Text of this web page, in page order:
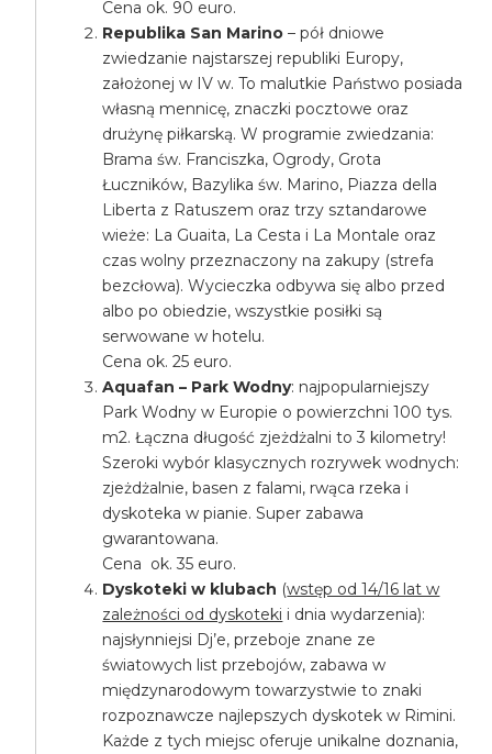
Cena ok. 90 euro.
Republika San Marino – pół dniowe
zwiedzanie najstarszej republiki Europy,
założonej w IV w. To malutkie Państwo posiada
własną mennicę, znaczki pocztowe oraz
drużynę piłkarską. W programie zwiedzania:
Brama św. Franciszka, Ogrody, Grota
Łuczników, Bazylika św. Marino, Piazza della
Liberta z Ratuszem oraz trzy sztandarowe
wieże: La Guaita, La Cesta i La Montale oraz
czas wolny przeznaczony na zakupy (strefa
bezcłowa). Wycieczka odbywa się albo przed
albo po obiedzie, wszystkie posiłki są
serwowane w hotelu.
Cena ok. 25 euro.
Aquafan – Park Wodny: najpopularniejszy
Park Wodny w Europie o powierzchni 100 tys.
m2. Łączna długość zjeżdżalni to 3 kilometry!
Szeroki wybór klasycznych rozrywek wodnych:
zjeżdżalnie, basen z falami, rwąca rzeka i
dyskoteka w pianie. Super zabawa
gwarantowana.
Cena ok. 35 euro.
Dyskoteki w klubach (wstęp od 14/16 lat w
zależności od dyskoteki i dnia wydarzenia):
najsłynniejsi Dj’e, przeboje znane ze
światowych list przebojów, zabawa w
międzynarodowym towarzystwie to znaki
rozpoznawcze najlepszych dyskotek w Rimini.
Każde z tych miejsc oferuje unikalne doznania,